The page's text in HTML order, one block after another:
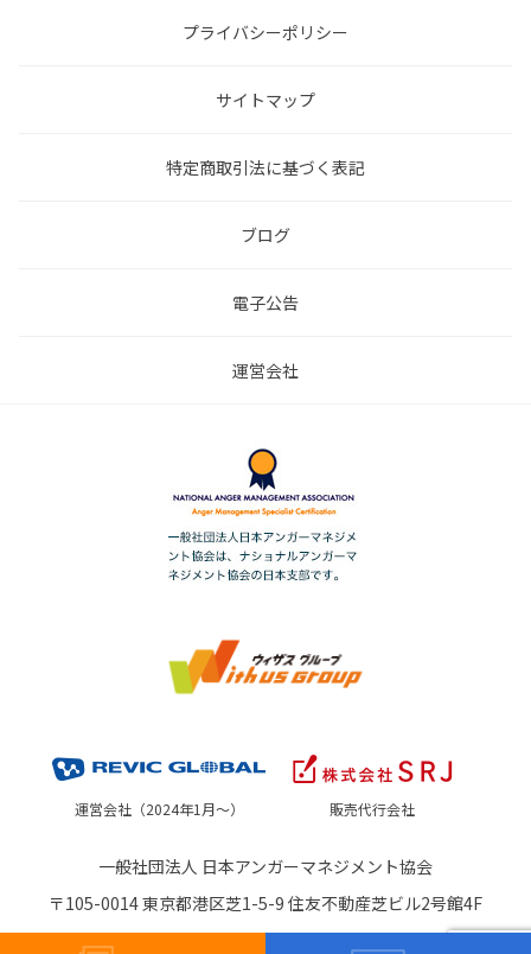
プライバシーポリシー
サイトマップ
特定商取引法に基づく表記
ブログ
電子公告
運営会社
運営会社（2024年1月～） 販売代行会社
一般社団法人 日本アンガーマネジメント協会
〒105-0014 東京都港区芝1-5-9 住友不動産芝ビル2号館4F